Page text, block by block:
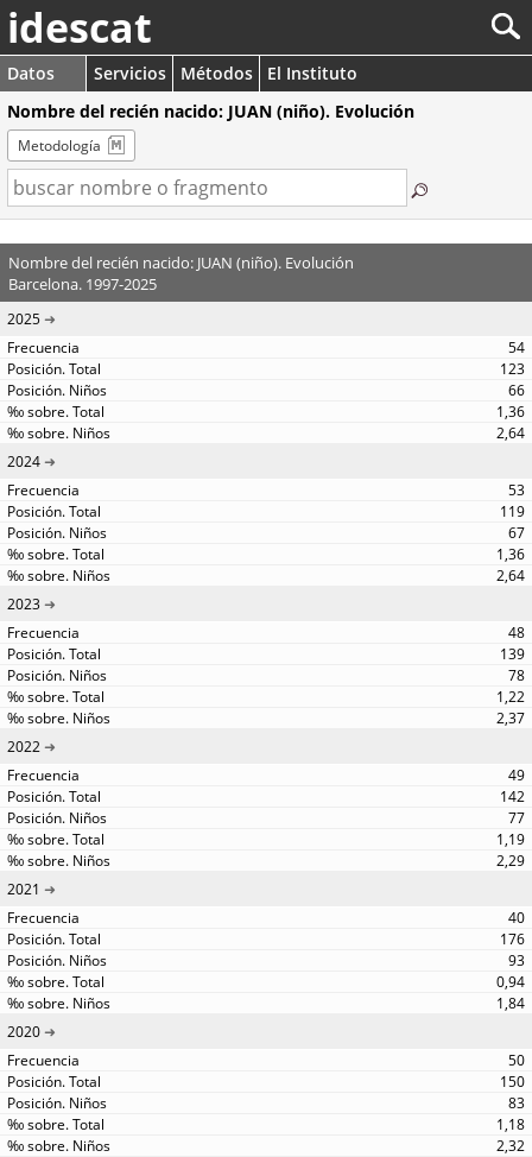
idescat
Datos Servicios Métodos
El Instituto
Nombre del recién nacido: JUAN (niño). Evolución
Metodología
Nombre del recién nacido: JUAN (niño). Evolución
Barcelona. 1997-2025
2025
54
123
66
1,36
2,64
2024
53
119
67
1,36
2,64
2023
48
139
78
1,22
2,37
2022
49
142
77
1,19
2,29
2021
40
176
93
0,94
1,84
2020
50
150
83
1,18
2,32